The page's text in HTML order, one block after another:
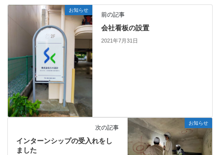
お知らせ
前の記事
会社看板の設置
2021年7月31日
お知らせ
次の記事
インターンシップの受入れをし
ました